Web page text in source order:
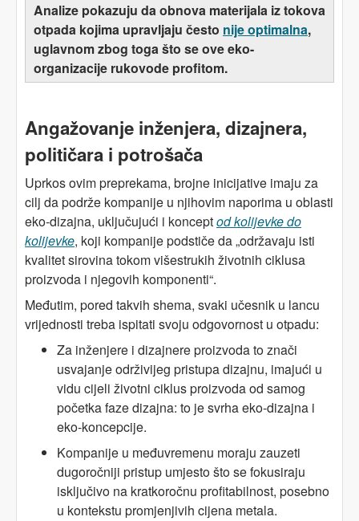
Analize pokazuju da obnova materijala iz tokova
otpada kojima upravljaju često nije optimalna,
uglavnom zbog toga što se ove eko-
organizacije rukovode profitom.
Angažovanje inženjera, dizajnera,
političara i potrošača
Uprkos ovim preprekama, brojne inicijative imaju za
cilj da podrže kompanije u njihovim naporima u oblasti
eko-dizajna, uključujući i konceptod kolijevke do
kolijevke, koji kompanije podstiče da „održavaju isti
kvalitet sirovina tokom višestrukih životnih ciklusa
proizvoda i njegovih komponenti“.
Međutim, pored takvih shema, svaki učesnik u lancu
vrijednosti treba ispitati svoju odgovornost u otpadu:
Za inženjere i dizajnere proizvoda to znači
usvajanje održivijeg pristupa dizajnu, imajući u
vidu cijeli životni ciklus proizvoda od samog
početka faze dizajna: to je svrha eko-dizajna i
eko-koncepcije.
Kompanije u međuvremenu moraju zauzeti
dugoročniji pristup umjesto što se fokusiraju
isključivo na kratkoročnu profitabilnost, posebno
u kontekstu promjenjivih cijena metala.